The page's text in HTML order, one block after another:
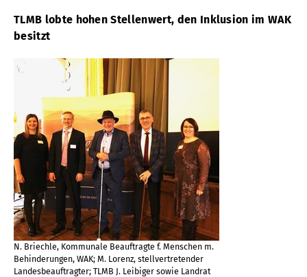
TLMB lobte hohen Stellenwert, den Inklusion im WAK
besitzt
N. Briechle, Kommunale Beauftragte f. Menschen m.
Behinderungen, WAK; M. Lorenz, stellvertretender
Landesbeauftragter; TLMB J. Leibiger sowie Landrat